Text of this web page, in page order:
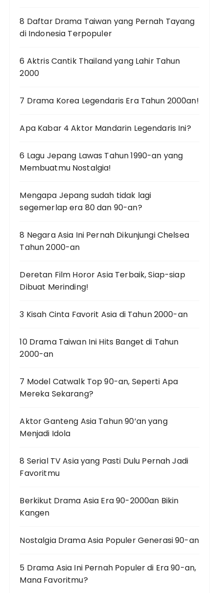
8 Daftar Drama Taiwan yang Pernah Tayang
di Indonesia Terpopuler
6 Aktris Cantik Thailand yang Lahir Tahun
2000
7 Drama Korea Legendaris Era Tahun 2000an!
Apa Kabar 4 Aktor Mandarin Legendaris Ini?
6 Lagu Jepang Lawas Tahun 1990-an yang
Membuatmu Nostalgia!
Mengapa Jepang sudah tidak lagi
segemerlap era 80 dan 90-an?
8 Negara Asia Ini Pernah Dikunjungi Chelsea
Tahun 2000-an
Deretan Film Horor Asia Terbaik, Siap-siap
Dibuat Merinding!
3 Kisah Cinta Favorit Asia di Tahun 2000-an
10 Drama Taiwan Ini Hits Banget di Tahun
2000-an
7 Model Catwalk Top 90-an, Seperti Apa
Mereka Sekarang?
Aktor Ganteng Asia Tahun 90’an yang
Menjadi Idola
8 Serial TV Asia yang Pasti Dulu Pernah Jadi
Favoritmu
Berkikut Drama Asia Era 90-2000an Bikin
Kangen
Nostalgia Drama Asia Populer Generasi 90-an
5 Drama Asia Ini Pernah Populer di Era 90-an,
Mana Favoritmu?